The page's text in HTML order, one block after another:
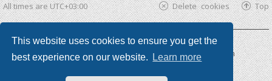
This website uses cookies to ensure you get the
best experience on our website.
Learn more
All times areUTC+03:00 Top
Delete cookies
Powered by phpBB ®| phpBB3 theme byKomiDesign